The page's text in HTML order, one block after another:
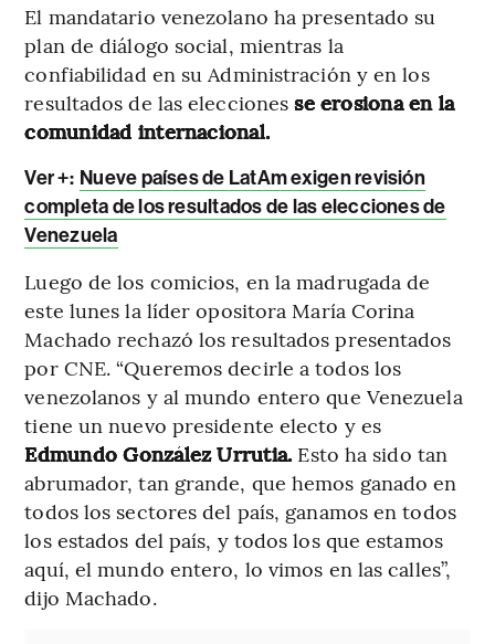
El mandatario venezolano ha presentado su
plan de diálogo social, mientras la
confiabilidad en su Administración y en los
resultados de las eleccionesse erosiona en la
comunidad internacional.
Ver +: Nueve países de LatAm exigen revisión
completa de los resultados de las elecciones de
Venezuela
Luego de los comicios, en la madrugada de
este lunes la líder opositora María Corina
Machado rechazó los resultados presentados
por CNE. “Queremos decirle a todos los
venezolanos y al mundo entero que Venezuela
tiene un nuevo presidente electo y es
Edmundo González Urrutia. Esto ha sido tan
abrumador, tan grande, que hemos ganado en
todos los sectores del país, ganamos en todos
los estados del país, y todos los que estamos
aquí, el mundo entero, lo vimos en las calles”,
dijo Machado.